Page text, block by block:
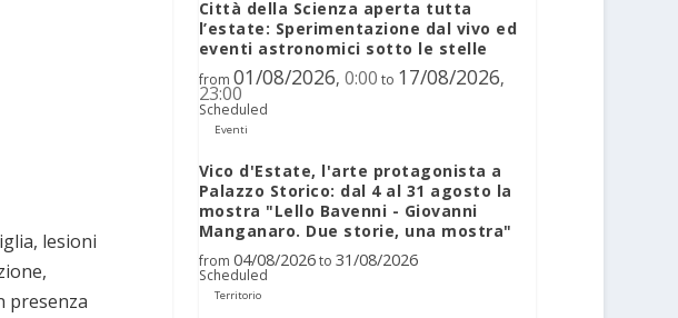
lesioni
presenza
Città della Scienza aperta tutta
l’estate: Sperimentazione dal vivo ed
eventi astronomici sotto le stelle
from 01/08/2026, 0:00 to 17/08/2026,
23:00
Scheduled
Eventi
Vico d'Estate, l'arte protagonista a
Palazzo Storico: dal 4 al 31 agosto la
mostra "Lello Bavenni - Giovanni
Manganaro. Due storie, una mostra"
from 04/08/2026to 31/08/2026
Scheduled
Territorio